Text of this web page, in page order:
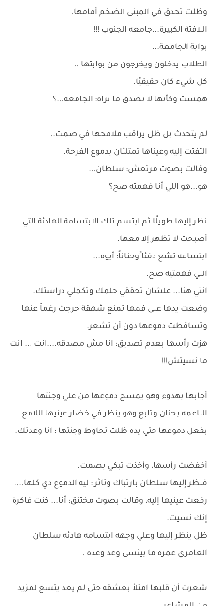
وظلت تحدق في المبنى الضخم أمامها.
اللافتة الكبيرة...جامعه الجنوب !!!
بوابة الجامعة...
الطلاب يدخلون ويخرجون من بوابتها ..
كل شيء كان حقيقيًا.
همست وكأنها لا تصدق ما تراه: الجامعة...؟
لم يتحدث بل ظل يراقب ملامحها في صمت..
التفتت إليه وعيناها تمتلئان بدموع الفرحة.
وقالت بصوت مرتعش: سلطان...
هو...هو اللي أنا فهمته صح؟
نظر إليها طويلًا ثم ابتسم تلك الابتسامة الهادئة التي
أصبحت لا تظهر إلا معها.
ابتسامه تشع دفئا ًوحناناً: أيوه...
اللي فهمتيه صح.
انتي هنا... علشان تحققي حلمك وتكملي دراستك.
وضعت يدها على فمها تمنع شهقة خرجت رغماً عنها
وتساقطت دموعها دون أن تشعر.
هزت رأسها بعدم تصديق: انا مش مصدقه....انت ... انت
ما نسيتش!!!
أجابها بهدوء وهو يمسح دموعها من علي وجنتها
الناعمه بحنان وتابع وهو ينظر في خضار عينيها اللامع
بفعل دموعها حتي يده ظلت تحاوط وجنتها : انا وعدتك.
أخفضت رأسها، وأخذت تبكي بصمت.
فنظر إليها سلطان بارتباك وتاثر : ليه الدموع دي كلها....
رفعت عينيها إليه، وقالت بصوت مختنق: أنا... كنت فاكرة
إنك نسيت.
ظل ينظر إليها وعلي وجهه ابتسامه هادئه سلطان
العامري عمره ما بينسى وعد وعده .
شعرت أن قلبها امتلأ بعشقه حتى لم يعد يتسع لمزيد